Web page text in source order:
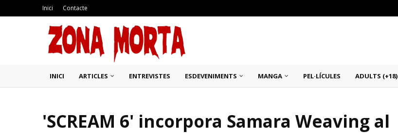
Inici Contacte
INICI ARTICLES ENTREVISTES ESDEVENIMENTS MANGA PEL·LÍCULES ADULTS (+18)
'SCREAM 6' incorpora Samara Weaving al